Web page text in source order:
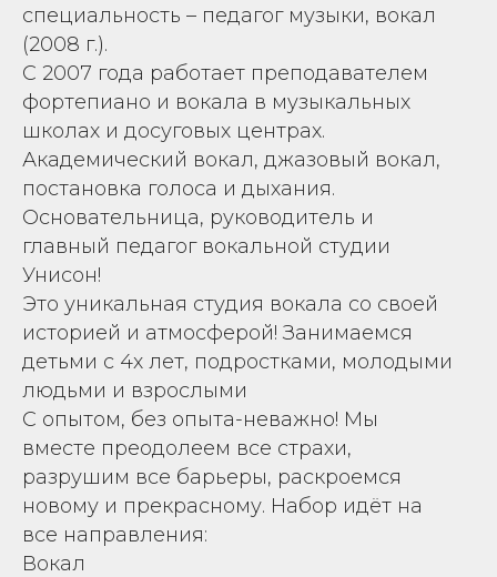
специальность – педагог музыки, вокал
(2008 г.).
С 2007 года работает преподавателем
фортепиано и вокала в музыкальных
школах и досуговых центрах.
Академический вокал, джазовый вокал,
постановка голоса и дыхания.
Основательница, руководитель и
главный педагог вокальной студии
Унисон!
Это уникальная студия вокала со своей
историей и атмосферой! Занимаемся
детьми с 4х лет, подростками, молодыми
людьми и взрослыми
С опытом, без опыта-неважно! Мы
вместе преодолеем все страхи,
разрушим все барьеры, раскроемся
новому и прекрасному. Набор идёт на
все направления:
Вокал